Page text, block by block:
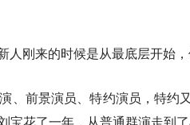
人刚来的时候是从最底层开始
、前景演员、特约演员，特约
花了一年，从普通群演走到了